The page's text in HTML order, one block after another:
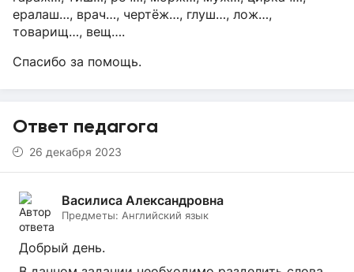
ералаш…, врач…, чертёж…, глуш…, лож…,
товарищ…, вещ….
Спасибо за помощь.
Ответ педагога
26 декабря 2023
Василиса Александровна
Предметы: Английский язык
Добрый день.